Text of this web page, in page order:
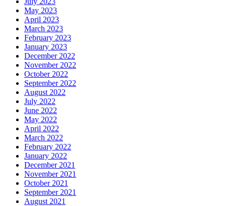
May 2023
April 2023
March 2023
February 2023
January 2023
December 2022
November 2022
October 2022
September 2022
August 2022
July 2022
June 2022
May 2022
April 2022
March 2022
February 2022
January 2022
December 2021
November 2021
October 2021
September 2021
August 2021